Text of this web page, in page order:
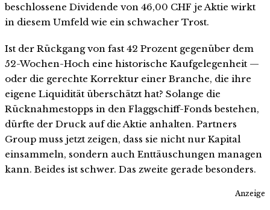
beschlossene Dividende von 46,00 CHF je Aktie wirkt
in diesem Umfeld wie ein schwacher Trost.
Ist der Rückgang von fast 42 Prozent gegenüber dem
52-Wochen-Hoch eine historische Kaufgelegenheit —
oder die gerechte Korrektur einer Branche, die ihre
eigene Liquidität überschätzt hat? Solange die
Rücknahmestopps in den Flaggschiff-Fonds bestehen,
dürfte der Druck auf die Aktie anhalten. Partners
Group muss jetzt zeigen, dass sie nicht nur Kapital
einsammeln, sondern auch Enttäuschungen managen
kann. Beides ist schwer. Das zweite gerade besonders.
Anzeige